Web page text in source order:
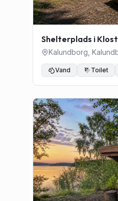
Shelterplads i
Kalundborg
Vand Toilet